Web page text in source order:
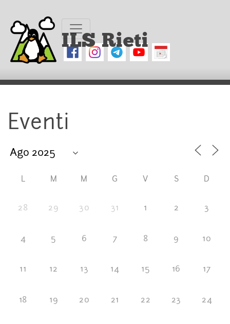
ILS Rieti
Eventi
L M M G V S D
28 29 30 31 1 2 3
4 5 6 7 8 9 10
11 12 13 14 15 16 17
18 19 20 21 22 23 24